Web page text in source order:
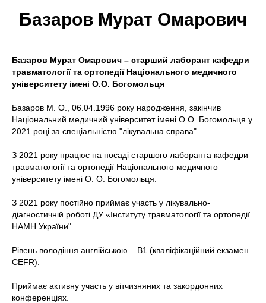
Базаров Мурат Омарович
Базаров Мурат Омарович – старший лаборант кафедри
травматології та ортопедії Національного медичного
університету імені О.О. Богомольця
Базаров М. О., 06.04.1996 року народження, закінчив
Національний медичний університет імені О.О. Богомольця у
2021 році за спеціальністю "лікувальна справа".
З 2021 року працює на посаді старшого лаборанта кафедри
травматології та ортопедії Національного медичного
університету імені О. О. Богомольця.
З 2021 року постійно приймає участь у лікувально-
діагностичній роботі ДУ «Інституту травматології та ортопедії
НАМН України".
Рівень володіння англійською – В1 (кваліфікаційний екзамен
CEFR).
Приймає активну участь у вітчизняних та закордонних
конференціях.